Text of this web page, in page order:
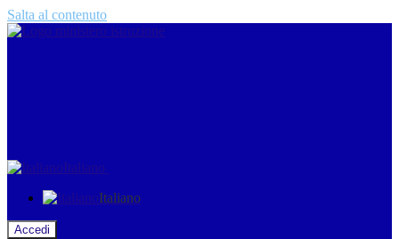
Salta al contenuto
Italiano
Italiano
Accedi